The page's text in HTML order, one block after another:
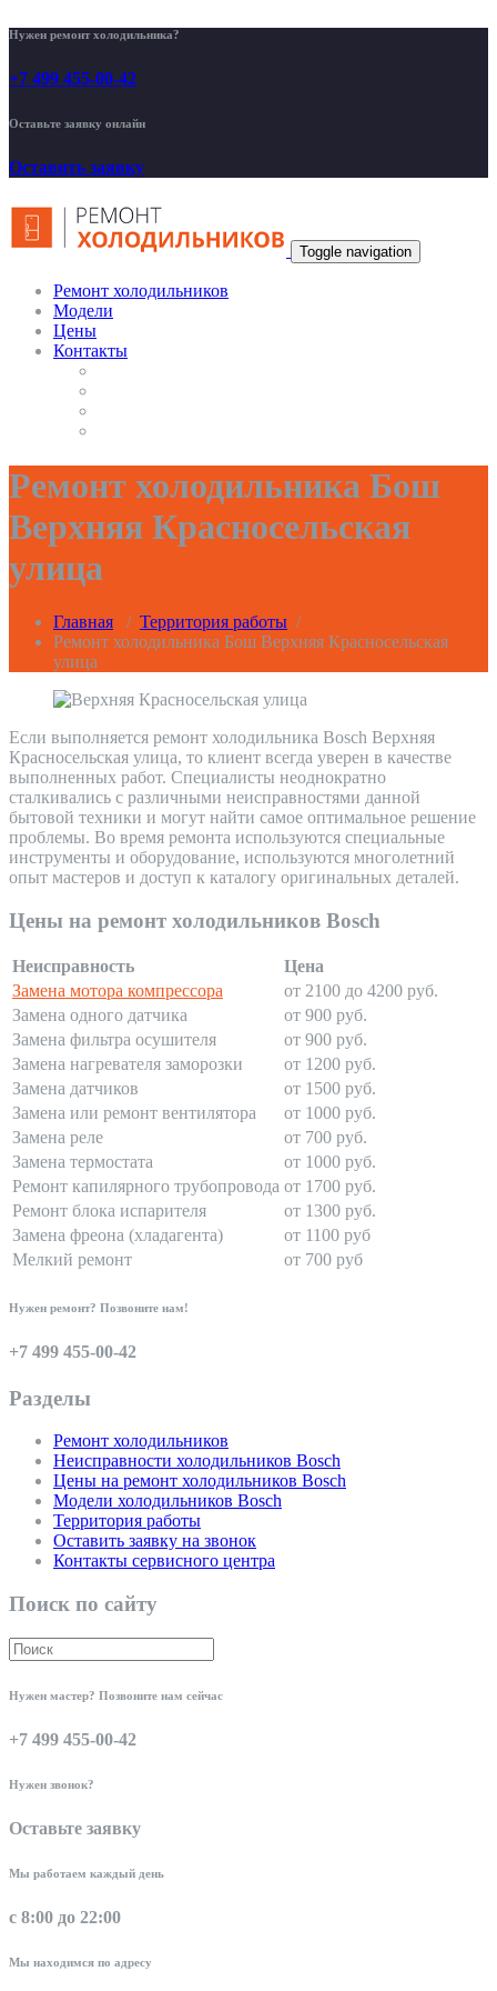
Нужен ремонт холодильника?
+7 499 455-00-42
Оставьте заявку онлайн
Оставить заявку
Toggle navigation
Ремонт холодильников
Модели
Цены
Контакты
Ремонт холодильника Бош
Верхняя Красносельская
улица
Главная / Территория работы /
Ремонт холодильника Бош Верхняя Красносельская
улица
Если выполняется ремонт холодильника Bosch Верхняя
Красносельская улица, то клиент всегда уверен в качестве
выполненных работ. Специалисты неоднократно
сталкивались с различными неисправностями данной
бытовой техники и могут найти самое оптимальное решение
проблемы. Во время ремонта используются специальные
инструменты и оборудование, используются многолетний
опыт мастеров и доступ к каталогу оригинальных деталей.
Цены на ремонт холодильников Bosch
Неисправность
Цена
Замена мотора компрессора
от 2100 до 4200 руб.
Замена одного датчика
от 900 руб.
Замена фильтра осушителя
от 900 руб.
Замена нагревателя заморозки
от 1200 руб.
Замена датчиков
от 1500 руб.
Замена или ремонт вентилятора
от 1000 руб.
Замена реле
от 700 руб.
Замена термостата
от 1000 руб.
Ремонт капилярного трубопровода от 1700 руб.
Ремонт блока испарителя
от 1300 руб.
Замена фреона (хладагента)
от 1100 руб
Мелкий ремонт
от 700 руб
Нужен ремонт? Позвоните нам!
+7 499 455-00-42
Разделы
Ремонт холодильников
Неисправности холодильников Bosch
Цены на ремонт холодильников Bosch
Модели холодильников Bosch
Территория работы
Оставить заявку на звонок
Контакты сервисного центра
Поиск по сайту
Нужен мастер? Позвоните нам сейчас
+7 499 455-00-42
Нужен звонок?
Оставьте заявку
Мы работаем каждый день
с 8:00 до 22:00
Мы находимся по адресу